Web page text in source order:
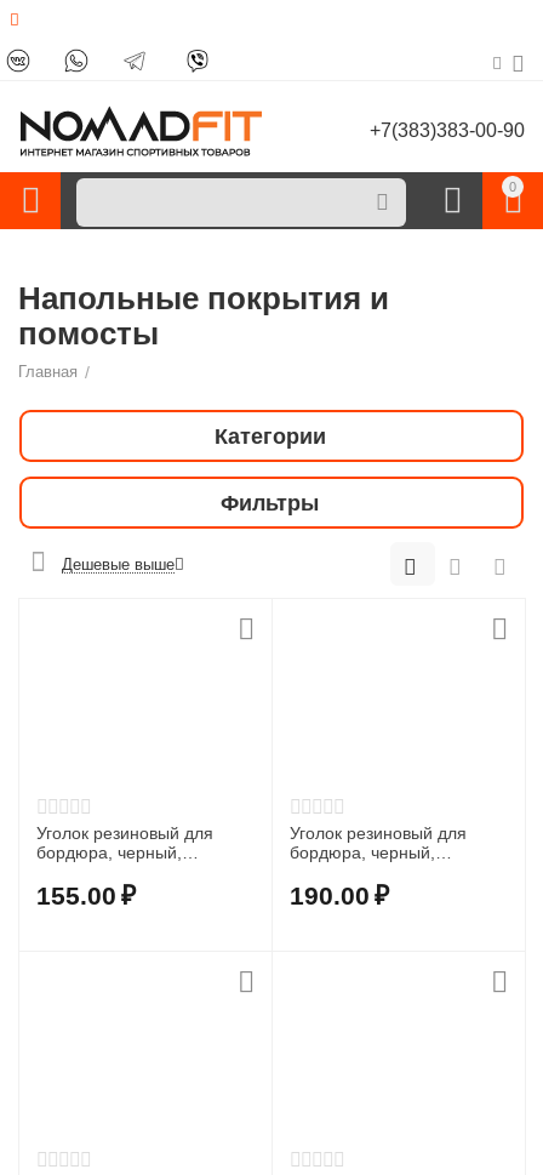
+7(383)383-00-90
0
Напольные покрытия и
помосты
Главная /
Категории
Фильтры
Дешевые выше
Уголок резиновый для
бордюра, черный,
155.00 ₽
Уголок резиновый для
бордюра, черный,
190.00 ₽